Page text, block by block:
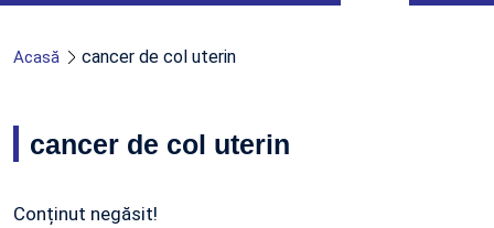
Acasă cancer de col uterin
cancer de col uterin
Conținut negăsit!